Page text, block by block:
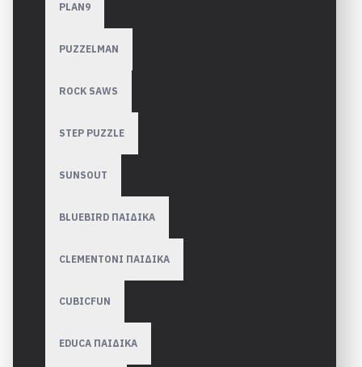
PLAN9
PUZZELMAN
ROCK SAWS
STEP PUZZLE
SUNSOUT
BLUEBIRD ΠΑΙΔΙΚΑ
CLEMENTONI ΠΑΙΔΙΚΑ
CUBICFUN
EDUCA ΠΑΙΔΙΚΑ